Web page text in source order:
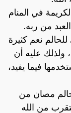
في المنام
من ربه.
نعم كثيرة
ولذلك عليه أن
فيما يفيد،
مصان من
من الله